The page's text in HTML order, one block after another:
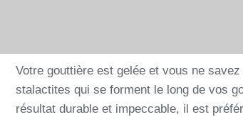
Votre gouttière est gelée et vous ne savez
stalactites qui se forment le long de vos
résultat durable et impeccable, il est